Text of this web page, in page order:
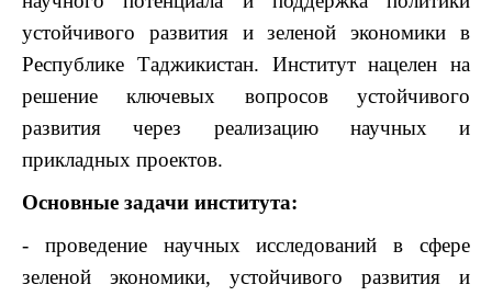
устойчивого развития и зеленой экономики в
Республике Таджикистан. Институт нацелен на
решение ключевых вопросов устойчивого
развития через реализацию научных и
прикладных проектов.
Основные задачи института:
- проведение научных исследований в сфере
зеленой экономики, устойчивого развития и